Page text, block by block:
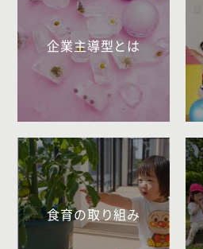
企業主導型とは
食育の取り組み